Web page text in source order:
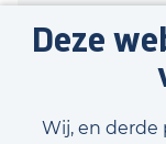
Deze
Wij, en derde
€3.400 -
Bekijk